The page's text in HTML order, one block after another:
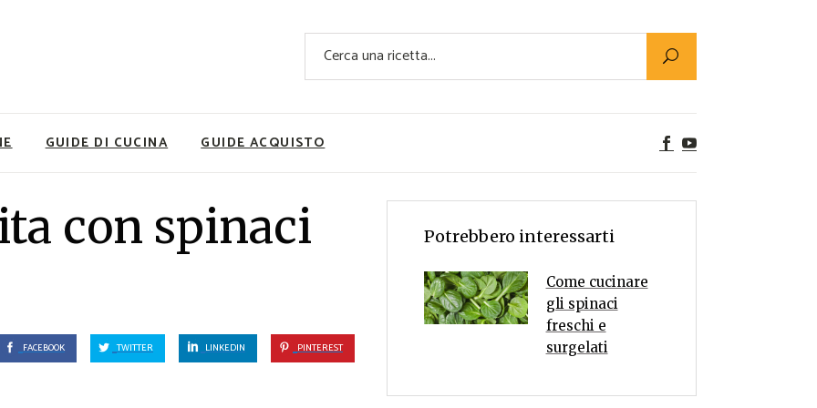
Cerca
GUIDE DI CUCINA GUIDE ACQUISTO
Ricette Facili e Veloci
Ricette Primi Piatti
Ricette Dolci
Ricette Carne
Ricette Secondi
Ricette Pizze e Rustici
Ricette Contorni
Video Ricette
Ricette per Ingrediente
Utility
Super Alimenti
Ricette Vegetariane
Rumors
con spinaci
FACEBOOK TWITTER LINKEDIN PINTEREST
Potrebbero interessarti
Come cucinare
gli spinaci
freschi e
surgelati